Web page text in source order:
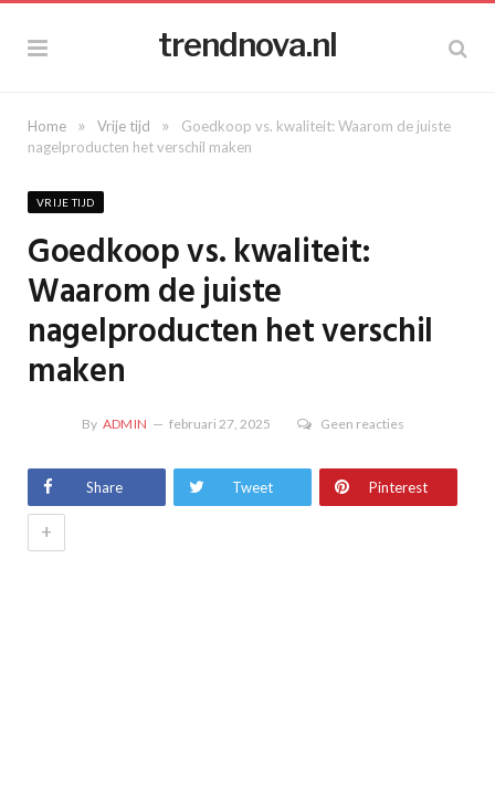
trendnova.nl
Home » Vrije tijd »
Goedkoop vs. kwaliteit: Waarom de juiste
nagelproducten het verschil maken
VRIJE TIJD
Goedkoop vs. kwaliteit:
Waarom de juiste
nagelproducten het verschil
maken
By ADMIN februari 27, 2025 Geen reacties
Share Tweet Pinterest
+